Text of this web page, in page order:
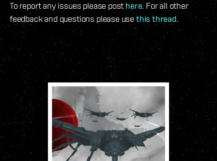
To report any issues please posthere. For all other
feedback and questions please usethis thread.